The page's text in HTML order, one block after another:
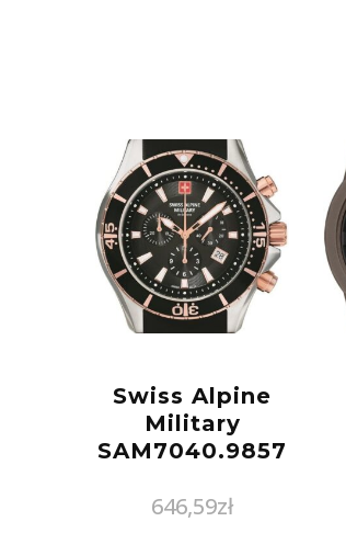
Swiss Alpine
Military
SAM7040.9857
646,59zł